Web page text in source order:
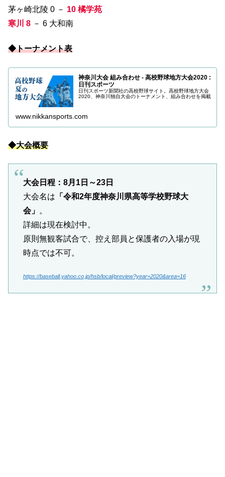
茅ヶ崎北陵 0 － 10 橘学苑
寒川 8 － 6 大和南
◆トーナメント表
神奈川大会 組み合わせ - 高校野球地方大会2020 :
日刊スポーツ
日刊スポーツ新聞社の高校野球サイト。高校野球地方大会
2020、神奈川独自大会のトーナメント、組み合わせを掲載
www.nikkansports.com
◆大会概要
大会日程：8月1日～23日
大会名は 「令和2年度神奈川県高等学校野球大
会」 。
詳細は現在検討中。
原則無観客試合で、控え部員と保護者の入場が現
時点では不可。
https://baseball.yahoo.co.jp/hsb/local/preview?year=2020&area=16